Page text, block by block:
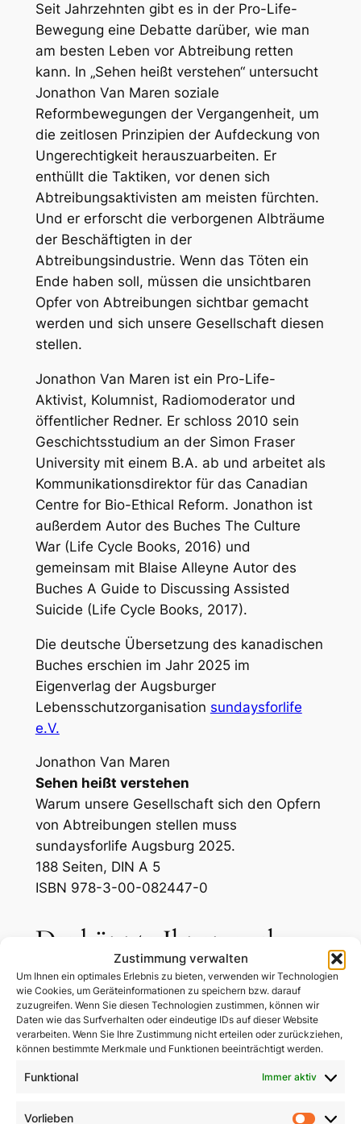
Zustimmung verwalten
Um Ihnen ein optimales Erlebnis zu bieten, verwenden wir Technologien
wie Cookies, um Geräteinformationen zu speichern bzw. darauf
zuzugreifen. Wenn Sie diesen Technologien zustimmen, können wir
Daten wie das Surfverhalten oder eindeutige IDs auf dieser Website
verarbeiten. Wenn Sie Ihre Zustimmung nicht erteilen oder zurückziehen,
können bestimmte Merkmale und Funktionen beeinträchtigt werden.
Funktional Immer aktiv
Vorlieben
t
v
e
r
s
t
e
h
e
n
M
e
n
g
e
Seit Jahrzehnten gibt es in der Pro-Life-
Bewegung eine Debatte darüber, wie man
am besten Leben vor Abtreibung retten
kann. In „Sehen heißt verstehen“ untersucht
Jonathon Van Maren soziale
Reformbewegungen der Vergangenheit, um
die zeitlosen Prinzipien der Aufdeckung von
Ungerechtigkeit herauszuarbeiten. Er
enthüllt die Taktiken, vor denen sich
Abtreibungsaktivisten am meisten fürchten.
Und er erforscht die verborgenen Albträume
der Beschäftigten in der
Abtreibungsindustrie. Wenn das Töten ein
Ende haben soll, müssen die unsichtbaren
Opfer von Abtreibungen sichtbar gemacht
werden und sich unsere Gesellschaft diesen
stellen.
Jonathon Van Maren ist ein Pro-Life-
Aktivist, Kolumnist, Radiomoderator und
öffentlicher Redner. Er schloss 2010 sein
Geschichtsstudium an der Simon Fraser
University mit einem B.A. ab und arbeitet als
Kommunikationsdirektor für das Canadian
Centre for Bio-Ethical Reform. Jonathon ist
außerdem Autor des Buches The Culture
War (Life Cycle Books, 2016) und
gemeinsam mit Blaise Alleyne Autor des
Buches A Guide to Discussing Assisted
Suicide (Life Cycle Books, 2017).
Die deutsche Übersetzung des kanadischen
Buches erschien im Jahr 2025 im
Eigenverlag der Augsburger
Lebensschutzorganisation sundaysforlife
e.V.
Jonathon Van Maren
Sehen heißt verstehen
Warum unsere Gesellschaft sich den Opfern
von Abtreibungen stellen muss
sundaysforlife Augsburg 2025.
188 Seiten, DIN A 5
ISBN 978-3-00-082447-0
Das könnte Ihnen auch
gefallen …